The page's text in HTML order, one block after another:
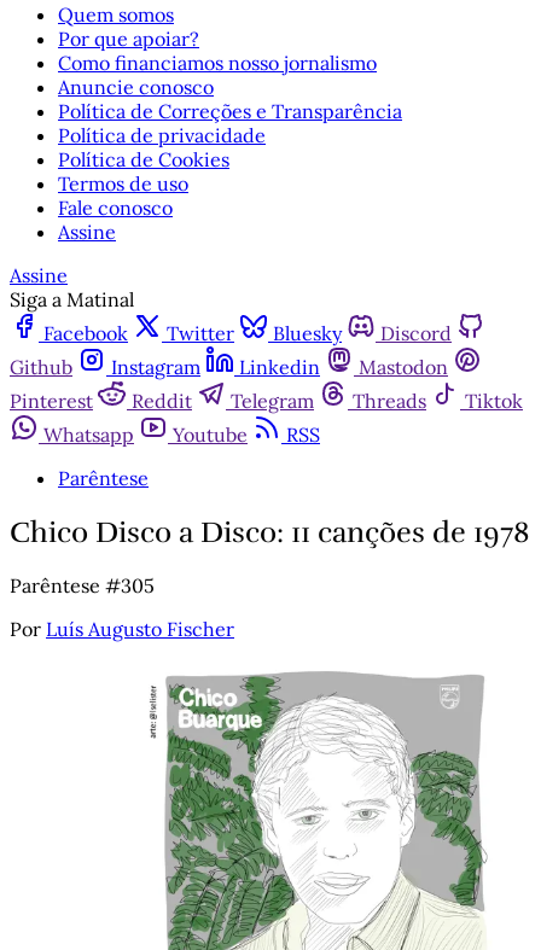
Quem somos
Por que apoiar?
Como financiamos nosso jornalismo
Anuncie conosco
Política de Correções e Transparência
Política de privacidade
Política de Cookies
Termos de uso
Fale conosco
Assine
Assine
Siga a Matinal
Facebook
Twitter Bluesky
Discord
Github
Instagram Linkedin
Mastodon
Pinterest
Reddit Telegram Threads
Tiktok
Whatsapp
Youtube
RSS
Parêntese
Chico Disco a Disco: 11 canções de 1978
Parêntese #305
Por Luís Augusto Fischer